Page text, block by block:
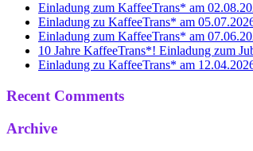
Einladung zum KaffeeTrans* am
Einladung zu KaffeeTrans* am
Einladung zum KaffeeTrans* am
10 Jahre KaffeeTrans*! Einladung zum
Einladung zu KaffeeTrans* am
Recent Comments
Archive